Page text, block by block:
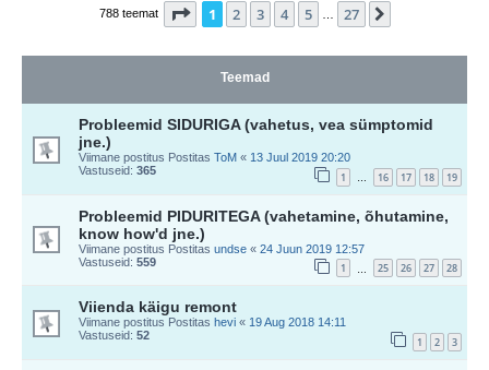
788 teemat 1 . leht27 -st
1 2 3 4 5 27
Teemad
Probleemid SIDURIGA (vahetus, vea sümptomid
jne.)
Viimane postitus Postitas ToM « 13 Juul 2019 20:20
Vastuseid: 365 1 … 16 17 18 19
Probleemid PIDURITEGA (vahetamine, õhutamine,
know how'd jne.)
Viimane postitus Postitas undse « 24 Juun 2019 12:57
Vastuseid: 559 1 25 26 27 28
Viienda käigu remont
Viimane postitus Postitas hevi « 19 Aug 2018 14:11
Vastuseid: 52 1 2 3